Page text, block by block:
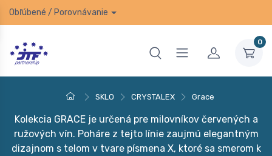
Obľúbené / Porovnávanie
0
SKLO CRYSTALEX Grace
Kolekcia GRACE je určená pre milovníkov červených a
ružových vín. Poháre z tejto línie zaujmú elegantným
dizajnom s telom v tvare písmena X, ktoré sa smerom k